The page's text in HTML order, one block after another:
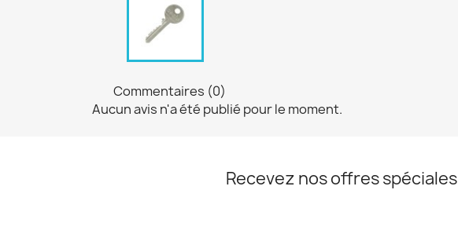
Commentaires (0)
Aucun avis n'a été publié pour le moment.
Recevez nos offres spéciales